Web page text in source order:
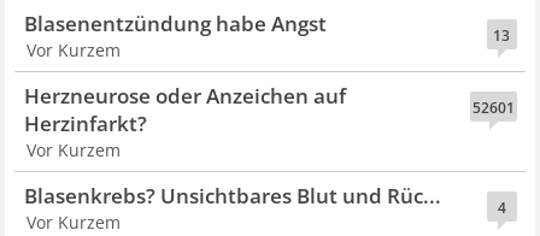
13
Blasenentzündung habe Angst
Vor Kurzem
52601
Herzneurose oder Anzeichen auf
Herzinfarkt?
Vor Kurzem
4
Blasenkrebs? Unsichtbares Blut und Rüc...
Vor Kurzem